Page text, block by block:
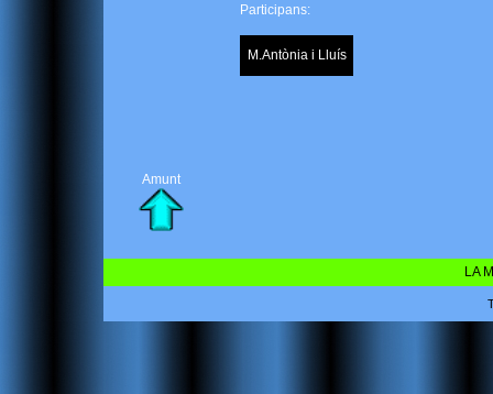
Participans:
M.Antònia i Lluís
Amunt
LA